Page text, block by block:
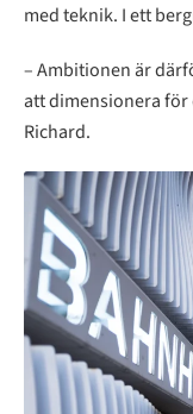
med teknik. I ett
– Ambitionen är
att dimensionera för
Richard.